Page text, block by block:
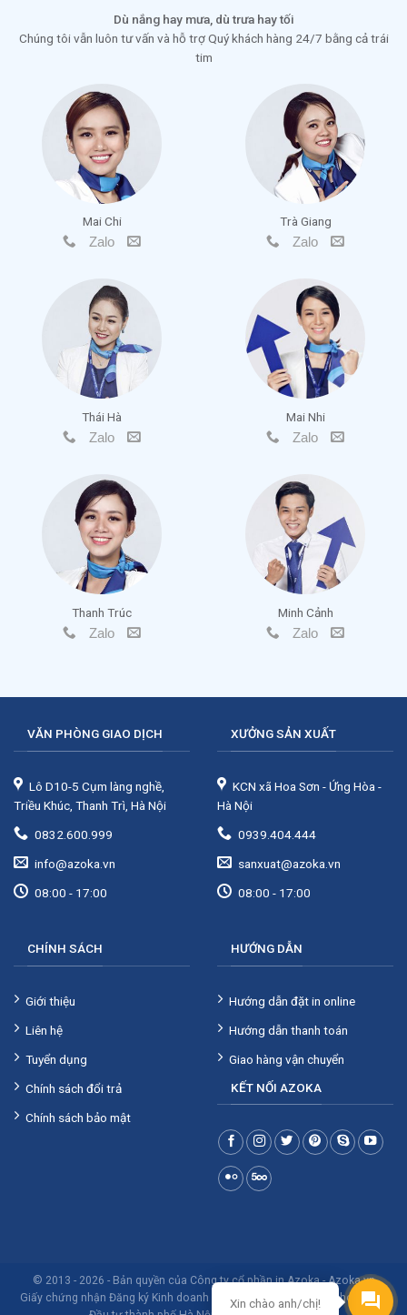
Dù nắng hay mưa, dù trưa hay tối
Chúng tôi vẫn luôn tư vấn và hỗ trợ Quý khách hàng 24/7 bằng cả trái
tim
Mai Chi
Zalo
Trà Giang
Zalo
Thái Hà
Zalo
Mai Nhi
Zalo
Thanh Trúc
Zalo
Minh Cảnh
Zalo
VĂN PHÒNG GIAO DỊCH
Lô D10-5 Cụm làng nghề,
Triều Khúc, Thanh Trì, Hà Nội
0832.600.999
info@azoka.vn
08:00 - 17:00
XƯỞNG SẢN XUẤT
KCN xã Hoa Sơn - Ứng Hòa -
Hà Nội
0939.404.444
sanxuat@azoka.vn
08:00 - 17:00
CHÍNH SÁCH
Giới thiệu
Liên hệ
Tuyển dụng
Chính sách đổi trả
Chính sách bảo mật
HƯỚNG DẪN
Hướng dẫn đặt in online
Hướng dẫn thanh toán
Giao hàng vận chuyển
KẾT NỐI AZOKA
© 2013 - 2026 - Bản quyền của Công ty cổ phần in Azoka -Azoka.vn
Giấy chứng nhận Đăng ký Kinh doanh số 0106293853 do Sở Kế hoạch và
Xin chào anh/chị!